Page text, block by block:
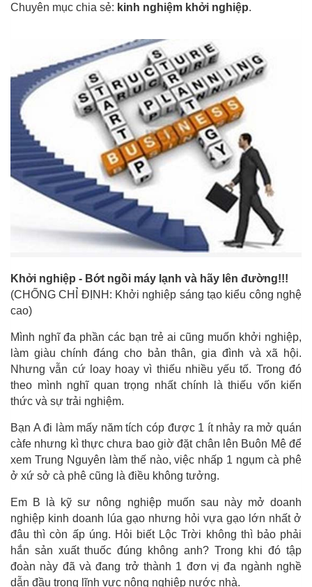
Chuyên mục chia sẻ: kinh nghiệm khởi nghiệp.
Khởi nghiệp - Bớt ngồi máy lạnh và hãy lên đường!!!
(CHỐNG CHỈ ĐỊNH: Khởi nghiệp sáng tạo kiểu công nghệ
cao)
Mình nghĩ đa phần các bạn trẻ ai cũng muốn khởi nghiệp,
làm giàu chính đáng cho bản thân, gia đình và xã hội.
Nhưng vẫn cứ loay hoay vì thiếu nhiều yếu tố. Trong đó
theo mình nghĩ quan trọng nhất chính là thiếu vốn kiến
thức và sự trải nghiệm.
Bạn A đi làm mấy năm tích cóp được 1 ít nhảy ra mở quán
càfe nhưng kì thực chưa bao giờ đặt chân lên Buôn Mê để
xem Trung Nguyên làm thế nào, việc nhấp 1 ngụm cà phê
ở xứ sở cà phê cũng là điều không tưởng.
Em B là kỹ sư nông nghiệp muốn sau này mở doanh
nghiệp kinh doanh lúa gạo nhưng hỏi vựa gạo lớn nhất ở
đâu thì còn ấp úng. Hỏi biết Lộc Trời không thì bảo phải
hắn sản xuất thuốc đúng không anh? Trong khi đó tập
đoàn này đã và đang trở thành 1 đơn vị đa ngành nghề
dẫn đầu trong lĩnh vực nông nghiệp nước nhà.